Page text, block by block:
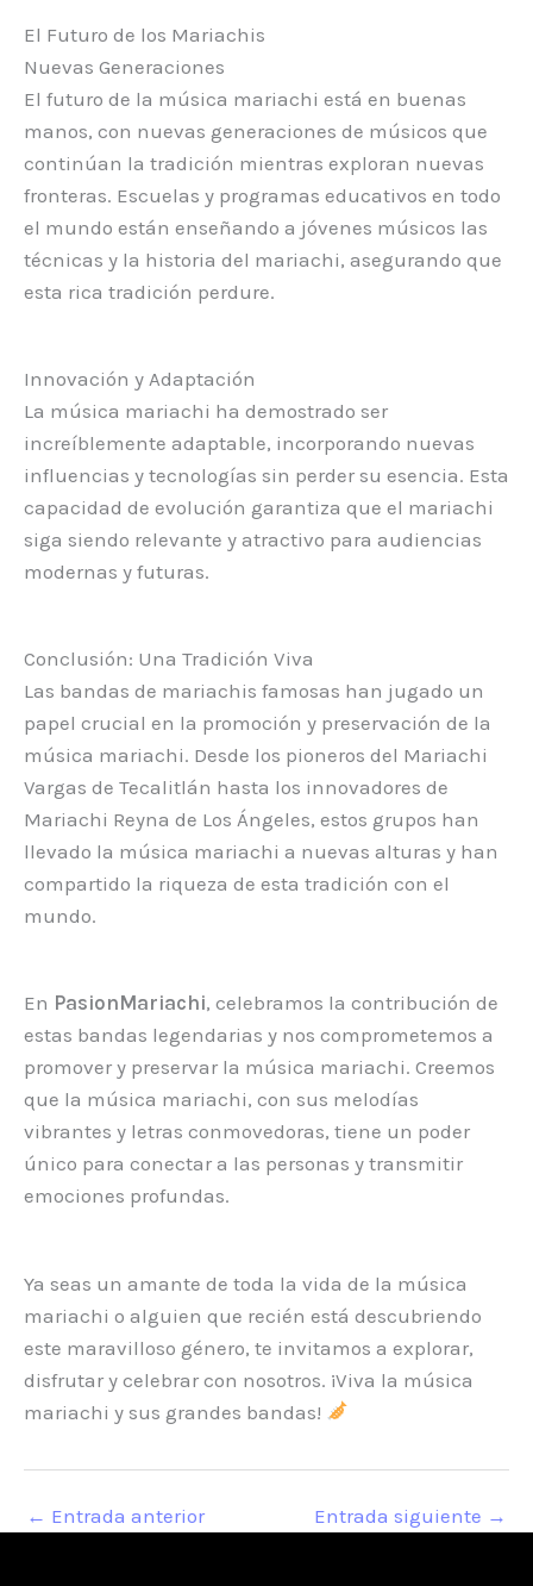
El Futuro de los Mariachis
Nuevas Generaciones
El futuro de la música mariachi está en buenas
manos, con nuevas generaciones de músicos que
continúan la tradición mientras exploran nuevas
fronteras. Escuelas y programas educativos en todo
el mundo están enseñando a jóvenes músicos las
técnicas y la historia del mariachi, asegurando que
esta rica tradición perdure.
Innovación y Adaptación
La música mariachi ha demostrado ser
increíblemente adaptable, incorporando nuevas
influencias y tecnologías sin perder su esencia. Esta
capacidad de evolución garantiza que el mariachi
siga siendo relevante y atractivo para audiencias
modernas y futuras.
Conclusión: Una Tradición Viva
Las bandas de mariachis famosas han jugado un
papel crucial en la promoción y preservación de la
música mariachi. Desde los pioneros del Mariachi
Vargas de Tecalitlán hasta los innovadores de
Mariachi Reyna de Los Ángeles, estos grupos han
llevado la música mariachi a nuevas alturas y han
compartido la riqueza de esta tradición con el
mundo.
En PasionMariachi, celebramos la contribución de
estas bandas legendarias y nos comprometemos a
promover y preservar la música mariachi. Creemos
que la música mariachi, con sus melodías
vibrantes y letras conmovedoras, tiene un poder
único para conectar a las personas y transmitir
emociones profundas.
Ya seas un amante de toda la vida de la música
mariachi o alguien que recién está descubriendo
este maravilloso género, te invitamos a explorar,
disfrutar y celebrar con nosotros. ¡Viva la música
mariachi y sus grandes bandas!
← Entrada anterior Entrada siguiente →